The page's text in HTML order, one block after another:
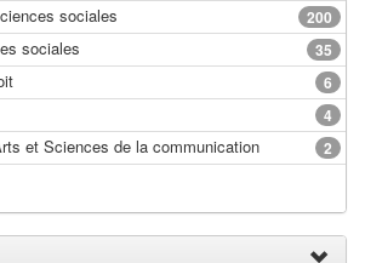
200
sociales
35
sociales
6
4
2
et Sciences de la communication